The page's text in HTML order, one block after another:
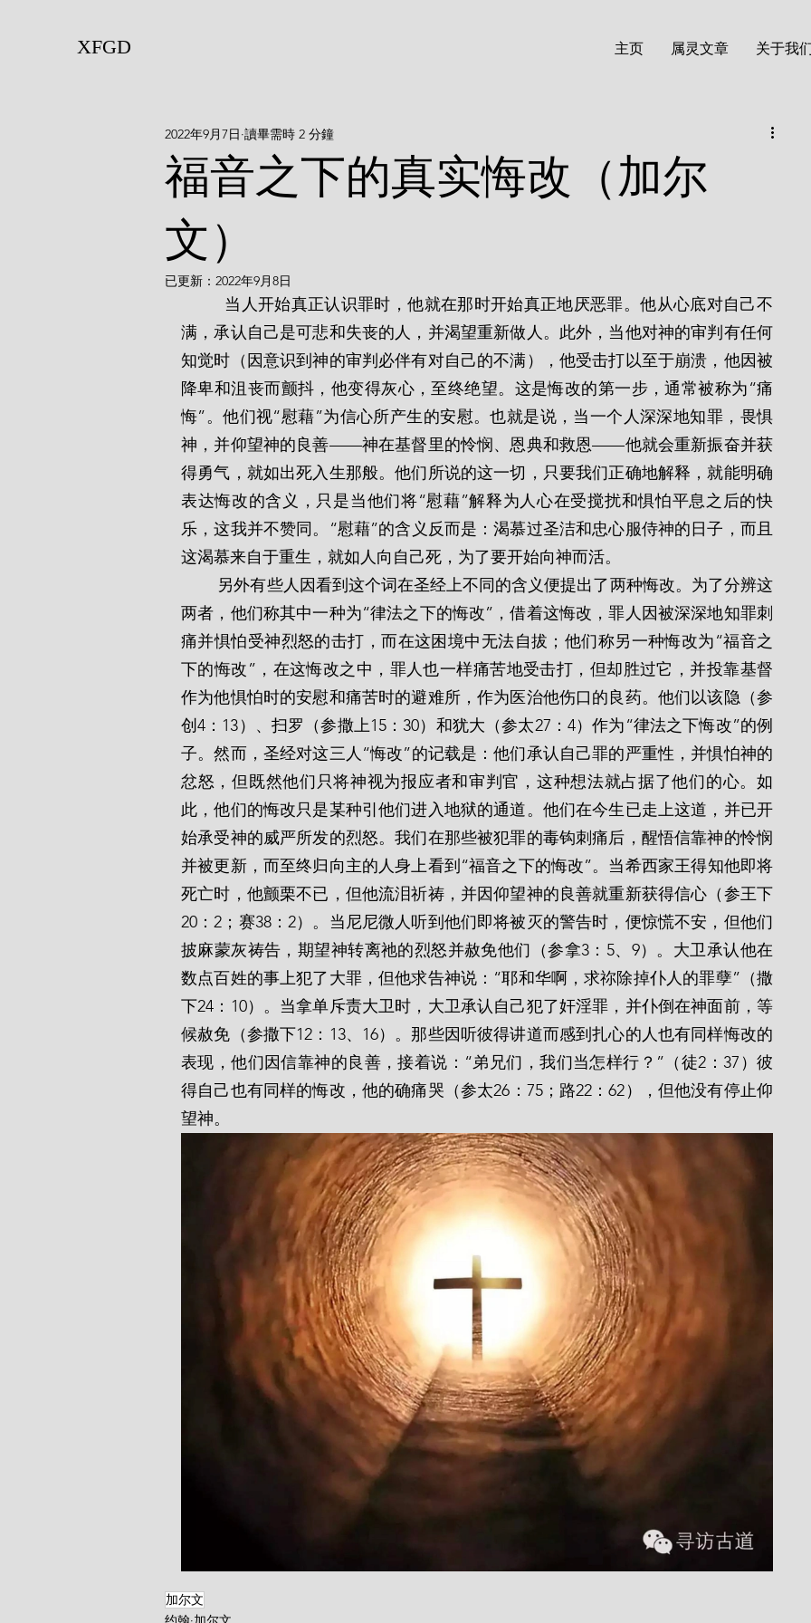
XFGD 主页 属灵文章 关于我
福音之下的真实悔改（加尔
文）
2022年9月7日 讀畢需時 2 分鐘
已更新： 2022年9月8日
满，承认自己是可悲和失丧的人，并渴望重新做人。此外，当他对神的审判有任何
知觉时（因意识到神的审判必伴有对自己的不满），他受击打以至于崩溃，他因被
降卑和沮丧而颤抖，他变得灰心，至终绝望。这是悔改的第一步，通常被称为“痛
悔”。他们视“慰藉”为信心所产生的安慰。也就是说，当一个人深深地知罪，畏惧
神，并仰望神的良善——神在基督里的怜悯、恩典和救恩——他就会重新振奋并获
得勇气，就如出死入生那般。他们所说的这一切，只要我们正确地解释，就能明确
表达悔改的含义，只是当他们将“慰藉”解释为人心在受搅扰和惧怕平息之后的快
乐，这我并不赞同。“慰藉”的含义反而是：渴慕过圣洁和忠心服侍神的日子，而且
这渴慕来自于重生，就如人向自己死，为了要开始向神而活。
两者，他们称其中一种为“律法之下的悔改”，借着这悔改，罪人因被深深地知罪刺
痛并惧怕受神烈怒的击打，而在这困境中无法自拔；他们称另一种悔改为“福音之
下的悔改”，在这悔改之中，罪人也一样痛苦地受击打，但却胜过它，并投靠基督
作为他惧怕时的安慰和痛苦时的避难所，作为医治他伤口的良药。他们以该隐（参
创4：13）、扫罗（参撒上15：30）和犹大（参太27：4）作为“律法之下悔改”的例
子。然而，圣经对这三人“悔改”的记载是：他们承认自己罪的严重性，并惧怕神的
忿怒，但既然他们只将神视为报应者和审判官，这种想法就占据了他们的心。如
此，他们的悔改只是某种引他们进入地狱的通道。他们在今生已走上这道，并已开
始承受神的威严所发的烈怒。我们在那些被犯罪的毒钩刺痛后，醒悟信靠神的怜悯
并被更新，而至终归向主的人身上看到“福音之下的悔改”。当希西家王得知他即将
死亡时，他颤栗不已，但他流泪祈祷，并因仰望神的良善就重新获得信心（参王下
20：2；赛38：2）。当尼尼微人听到他们即将被灭的警告时，便惊慌不安，但他们
披麻蒙灰祷告，期望神转离祂的烈怒并赦免他们（参拿3：5、9）。大卫承认他在
数点百姓的事上犯了大罪，但他求告神说：“耶和华啊，求祢除掉仆人的罪孽”（撒
下24：10）。当拿单斥责大卫时，大卫承认自己犯了奸淫罪，并仆倒在神面前，等
候赦免（参撒下12：13、16）。那些因听彼得讲道而感到扎心的人也有同样悔改的
表现，他们因信靠神的良善，接着说：“弟兄们，我们当怎样行？”（徒2：37）彼
得自己也有同样的悔改，他的确痛哭（参太26：75；路22：62），但他没有停止仰
望神。
加尔文